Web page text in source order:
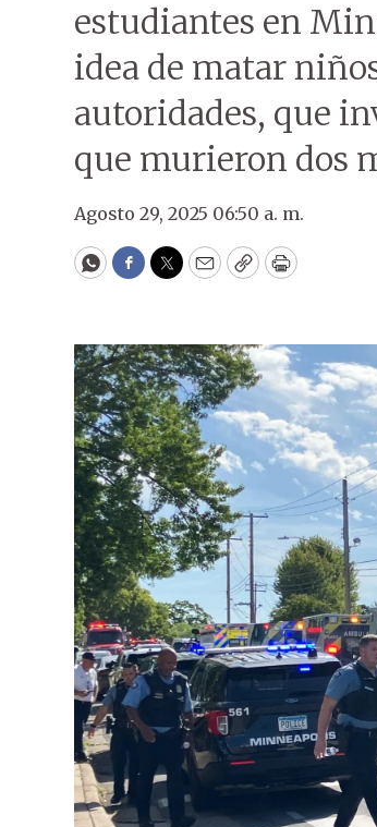
estudiantes en
idea de matar
autoridades, que
que murieron dos
Agosto 29, 2025 06:50 a. m.
WhatsApp
Facebook
Twitter
EmailCopyPrint